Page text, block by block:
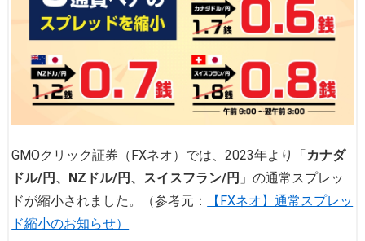
GMOクリック証券（FXネオ）では、2023年より「カナダ
ドル/円、NZドル/円、スイスフラン/円 」の通常スプレッ
ドが縮小されました。（参考元：
【FXネオ】通常スプレッ
ド縮小のお知らせ）